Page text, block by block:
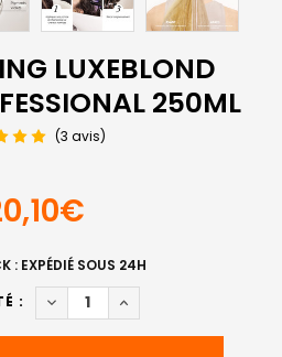
LUXEBLOND
250ML
(3 avis)
: EXPÉDIÉ SOUS 24H
:
DIMINUER LA QUANTITÉ DE
AUGMENTER LA